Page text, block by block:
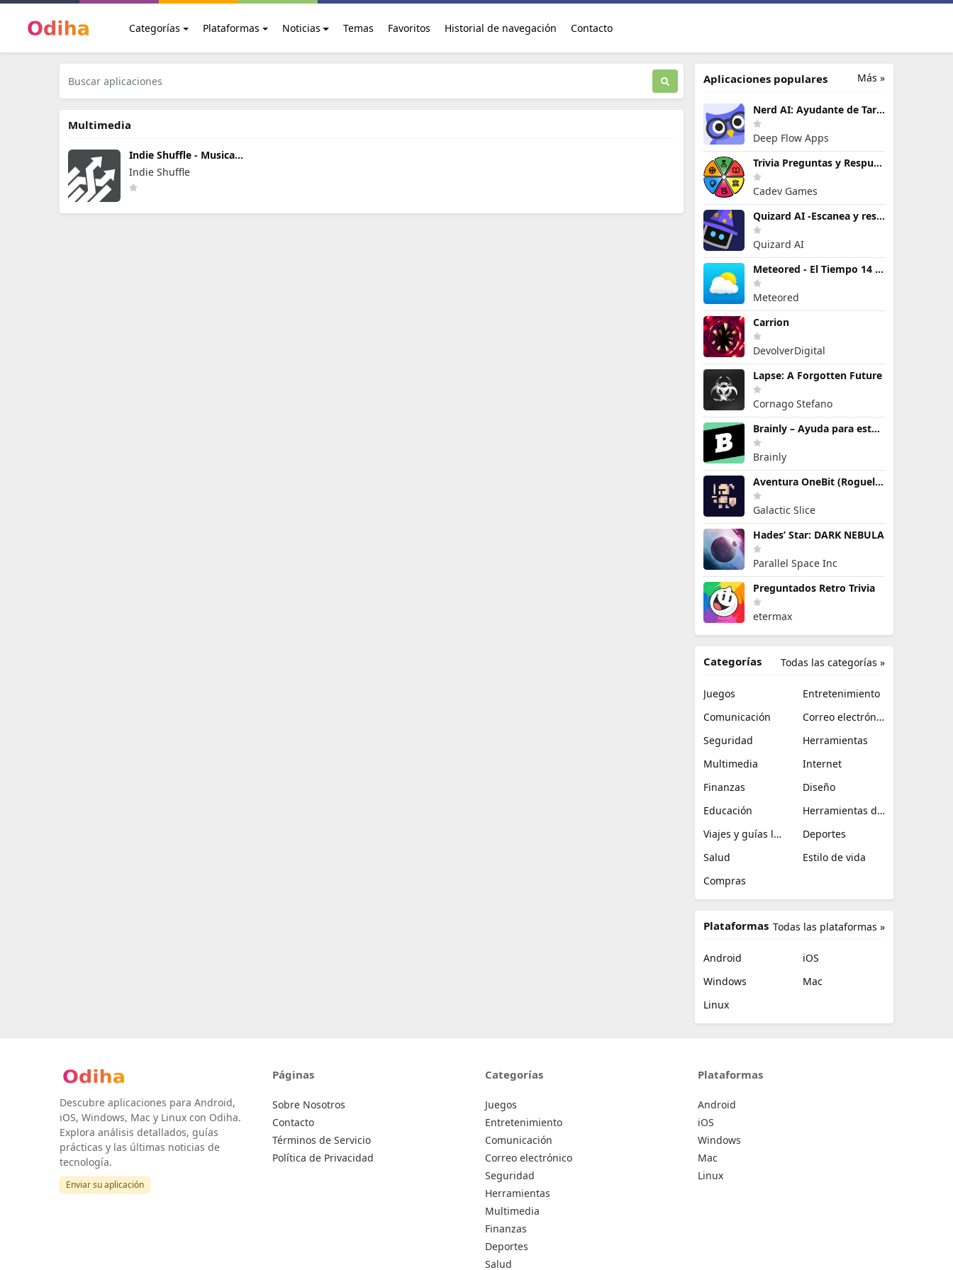
Categorías Plataformas Noticias Temas Favoritos Historial de navegación Contacto
Multimedia
Indie Shuffle - Musica
Nueva
Indie Shuffle
Más »
Aplicaciones populares
Nerd AI: Ayudante de Tareas IA
Deep Flow Apps
Trivia Preguntas y Respuestas
Cadev Games
Quizard AI -Escanea y resuelve
Quizard AI
Meteored - El Tiempo 14 Días
Meteored
Carrion
DevolverDigital
Lapse: A Forgotten Future
Cornago Stefano
Brainly – Ayuda para estudiar
Brainly
Aventura OneBit (Roguelike)
Galactic Slice
Hades’ Star: DARK NEBULA
Parallel Space Inc
Preguntados Retro Trivia
etermax
Todas las categorías »
Categorías
Juegos
Entretenimiento
Comunicación
Correo electrónico
Seguridad
Herramientas
Multimedia
Internet
Finanzas
Diseño
Educación
Herramientas de TI
Viajes y guías locales
Deportes
Salud
Estilo de vida
Compras
Todas las plataformas »
Plataformas
Android
iOS
Windows
Mac
Linux
Descubre aplicaciones para Android,
iOS, Windows, Mac y Linux con Odiha.
Explora análisis detallados, guías
prácticas y las últimas noticias de
tecnología.
Enviar su aplicación
Páginas
Sobre Nosotros
Contacto
Términos de Servicio
Política de Privacidad
Categorías
Juegos
Entretenimiento
Comunicación
Correo electrónico
Seguridad
Herramientas
Multimedia
Finanzas
Deportes
Salud
Plataformas
Android
iOS
Windows
Mac
Linux